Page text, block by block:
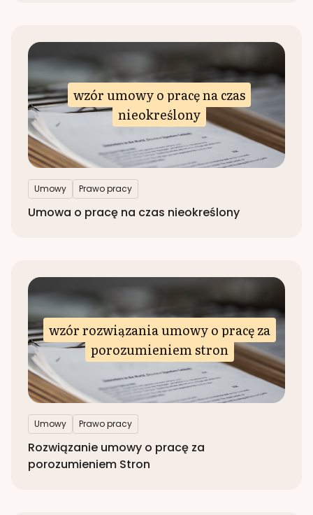
wzór umowy o pracę na czas
nieokreślony
Umowy Prawo pracy
Umowa o pracę na czas nieokreślony
wzór rozwiązania umowy o pracę za
porozumieniem stron
Umowy Prawo pracy
Rozwiązanie umowy o pracę za
porozumieniem Stron